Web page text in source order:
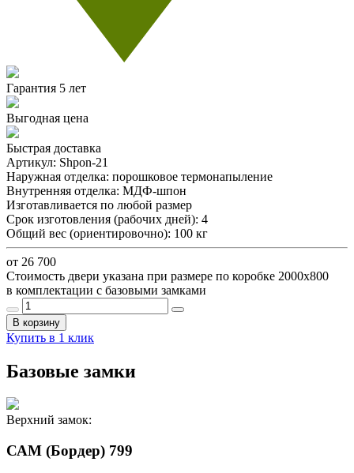
Гарантия 5 лет
Выгодная цена
Быстрая доставка
Артикул: Shpon-21
Наружная отделка: порошковое термонапыление
Внутренняя отделка: МДФ-шпон
Изготавливается по любой размер
Срок изготовления (рабочих дней): 4
Общий вес (ориентировочно): 100 кг
от 26 700
Стоимость двери указана при размере по коробке 2000х800
в комплектации с базовыми замками
В корзину
Купить в 1 клик
Базовые замки
Верхний замок:
САМ (Бордер) 799